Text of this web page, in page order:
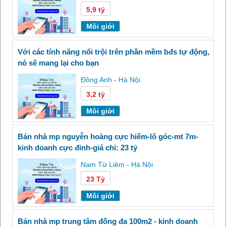
5,9 tỷ
Môi giới
với các tính năng nổi trội trên phần mềm bđs tự động,
nó sẽ mang lại cho bạn
Đông Anh - Hà Nội
3,2 tỷ
Môi giới
bán nhà mp nguyễn hoàng cực hiếm-lô góc-mt 7m-
kinh doanh cực đỉnh-giá chỉ: 23 tỷ
Nam Từ Liêm - Hà Nội
23 Tỷ
Môi giới
bán nhà mp trung tâm đống đa 100m2 - kinh doanh